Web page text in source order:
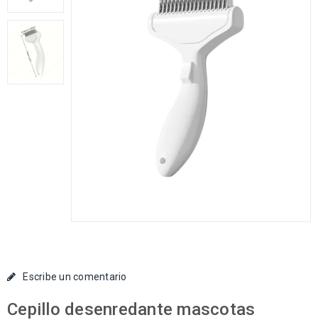
Escribe un comentario
Cepillo desenredante mascotas